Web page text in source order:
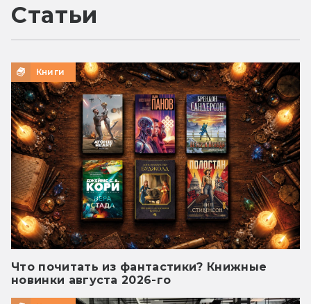
Статьи
Книги
Что почитать из фантастики? Книжные
новинки августа 2026-го